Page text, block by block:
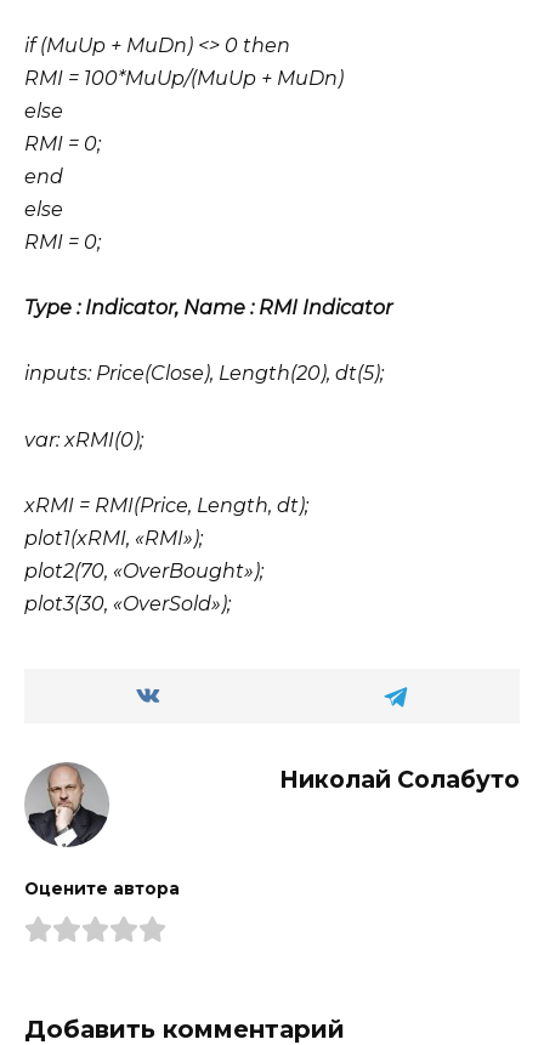
if (MuUp + MuDn) <> 0 then
RMI = 100*MuUp/(MuUp + MuDn)
else
RMI = 0;
end
else
RMI = 0;
Type : Indicator, Name : RMI Indicator
inputs: Price(Close), Length(20), dt(5);
var: xRMI(0);
xRMI = RMI(Price, Length, dt);
plot1(xRMI, «RMI»);
plot2(70, «OverBought»);
plot3(30, «OverSold»);
Николай Солабуто
Оцените автора
Добавить комментарий